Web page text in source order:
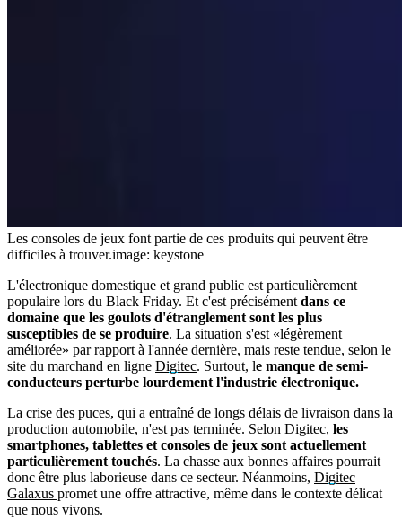
Les consoles de jeux font partie de ces produits qui peuvent être
difficiles à trouver.image: keystone
L'électronique domestique et grand public est particulièrement
populaire lors du Black Friday. Et c'est précisément dans ce
domaine que les goulots d'étranglement sont les plus
susceptibles de se produire. La situation s'est «légèrement
améliorée» par rapport à l'année dernière, mais reste tendue, selon le
site du marchand en ligne Digitec. Surtout, le manque de semi-
conducteurs perturbe lourdement l'industrie électronique.
La crise des puces, qui a entraîné de longs délais de livraison dans la
production automobile, n'est pas terminée. Selon Digitec, les
smartphones, tablettes et consoles de jeux sont actuellement
particulièrement touchés. La chasse aux bonnes affaires pourrait
donc être plus laborieuse dans ce secteur. Néanmoins, Digitec
Galaxus promet une offre attractive, même dans le contexte délicat
que nous vivons.